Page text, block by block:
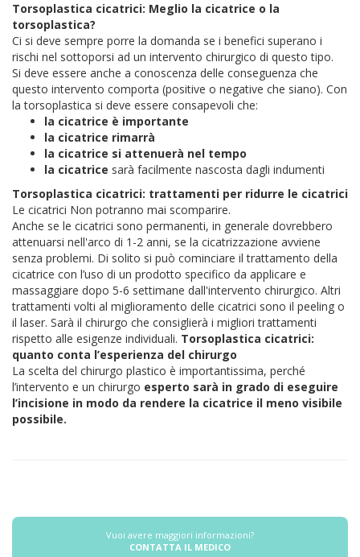
Torsoplastica cicatrici: Meglio la cicatrice o la
torsoplastica?
Ci si deve sempre porre la domanda se i benefici superano i
rischi nel sottoporsi ad un intervento chirurgico di questo tipo.
Si deve essere anche a conoscenza delle conseguenza che
questo intervento comporta (positive o negative che siano). Con
la torsoplastica si deve essere consapevoli che:
la cicatrice è importante
la cicatrice rimarrà
la cicatrice si attenuerà nel tempo
la cicatrice sarà facilmente nascosta dagli indumenti
Torsoplastica cicatrici: trattamenti per ridurre le cicatrici
Le cicatrici Non potranno mai scomparire.
Anche se le cicatrici sono permanenti, in generale dovrebbero
attenuarsi nell'arco di 1-2 anni, se la cicatrizzazione avviene
senza problemi. Di solito si può cominciare il trattamento della
cicatrice con l’uso di un prodotto specifico da applicare e
massaggiare dopo 5-6 settimane dall'intervento chirurgico. Altri
trattamenti volti al miglioramento delle cicatrici sono il peeling o
il laser. Sarà il chirurgo che consiglierà i migliori trattamenti
rispetto alle esigenze individuali. Torsoplastica cicatrici:
quanto conta l’esperienza del chirurgo
La scelta del chirurgo plastico è importantissima, perché
l’intervento e un chirurgo esperto sarà in grado di eseguire
l’incisione in modo da rendere la cicatrice il meno visibile
possibile.
Vuoi avere maggiori informazioni?
CONTATTA IL MEDICO